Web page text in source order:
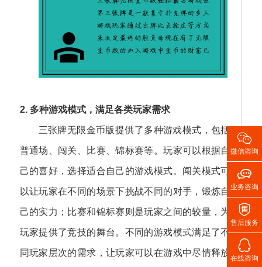
2. 多种游戏模式，满足各类玩家需求
三张牌无限金币版提供了多种游戏模式，包括
普通场、闯关、比赛、锦标赛等。玩家可以根据自
己的喜好，选择适合自己的游戏模式。闯关模式可
以让玩家在不同的场景下挑战不同的对手，锻炼自
己的实力；比赛和锦标赛则是玩家之间的较量，为
玩家提供了竞技的舞台。不同的游戏模式满足了不
同玩家层次的需求，让玩家可以在游戏中尽情释放

微信咨询

业务咨询

售后服务

在线咨询